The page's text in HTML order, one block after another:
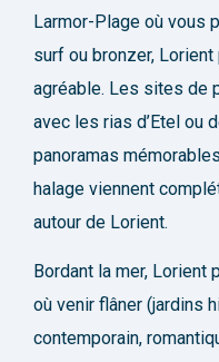
Larmor-Plage où vous
surf ou bronzer,
agréable. Les sites de
avec les rias d’Etel ou
panoramas
halage viennent
autour de Lorient.
Bordant la mer,
où venir flâner (jardins
contemporain,